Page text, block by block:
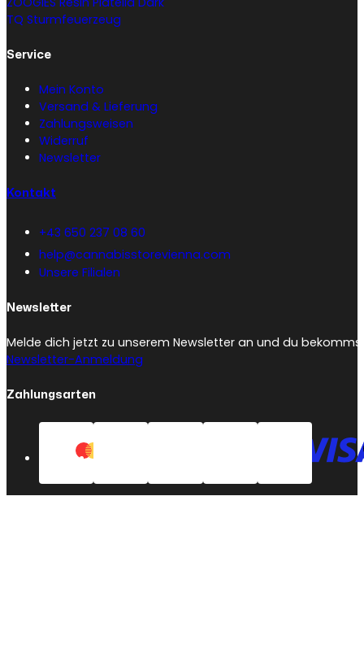
TQ Sturmfeuerzeug
Service
Mein Konto
Versand & Lieferung
Zahlungsweisen
Widerruf
Newsletter
Kontakt
+43 650 237 08 60
help@cannabisstorevienna.com
Unsere Filialen
Newsletter
Melde dich jetzt zu unserem Newsletter an und du
Newsletter-Anmeldung
Zahlungsarten